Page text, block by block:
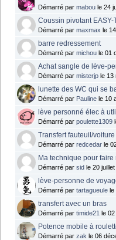
Démarré par mabou le 24
Coussin pivotant EASY-
Démarré par maxmax le
barre redressement
Démarré par michou le 01
Achat sangle de lève-
Démarré par misterjp le 13
lunette des WC qui se
Démarré par Pauline le 10
lève personné élec à
Démarré par poulette1309
Transfert fauteuil/voiture
Démarré par redcedar le
Ma technique pour faire
Démarré par sid le 20
lève-personne de
Démarré par tartagueule le
transfert avec un bras
Démarré par timide21 le
Potence mobile à
Démarré par zak le 06